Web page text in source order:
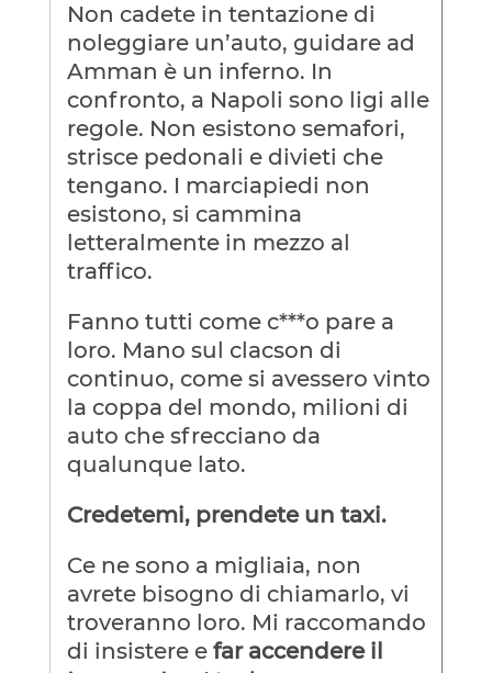
Non cadete in tentazione di
noleggiare un’auto, guidare ad
Amman è un inferno. In
confronto, a Napoli sono ligi alle
regole. Non esistono semafori,
strisce pedonali e divieti che
tengano. I marciapiedi non
esistono, si cammina
letteralmente in mezzo al
traffico.
Fanno tutti come c***o pare a
loro. Mano sul clacson di
continuo, come si avessero vinto
la coppa del mondo, milioni di
auto che sfrecciano da
qualunque lato.
Credetemi, prendete un taxi.
Ce ne sono a migliaia, non
avrete bisogno di chiamarlo, vi
troveranno loro. Mi raccomando
di insistere e far accendere il